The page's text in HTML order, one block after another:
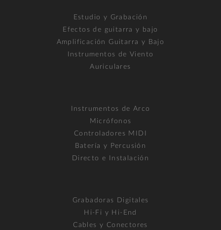
Estudio y Grabación
Efectos de guitarra y bajo
Amplificación Guitarra y Bajo
Instrumentos de Viento
Auriculares
Instrumentos de Arco
Micrófonos
Controladores MIDI
Batería y Percusión
Directo e Instalación
Grabadoras Digitales
Hi-Fi y Hi-End
Cables y Conectores